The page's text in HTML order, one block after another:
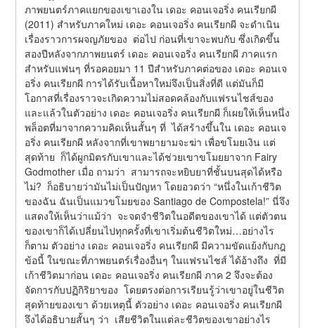
ภาพยนตร์ภาคแยกของเขาเองใน เดอะ คอนเจอริ่ง คนเรียกผี
(2011) สำหรับภาคใหม่ เดอะ คอนเจอริ่ง คนเรียกผี จะดำเนิน
เรื่องราวการผจญภัยของ  ต่อไป ก่อนที่เขาจะพบกับ ซึ่งเกิดขึ้น
สองปีหลังจากภาพยนตร์ เดอะ คอนเจอริ่ง คนเรียกผี ภาคแรก
สำหรับแฟนๆ ที่รอคอยมา 11 ปีสำหรับภาคต่อของ เดอะ คอนเจ
อริ่ง คนเรียกผี การได้รับเนื้อหาใหม่จึงเป็นสิ่งที่ดี แต่มันก็มี
โอกาสที่เรื่องราวจะเกิดความไม่สอดคล้องกับแฟรนไชส์ของ
และแล้วในตัวอย่าง เดอะ คอนเจอริ่ง คนเรียกผี ก็เผยให้เห็นหนึ่ง
พล็อตที่มาจากความคิดเห็นสั้นๆ ที่  ได้สร้างขึ้นใน เดอะ คอนเจ
อริ่ง คนเรียกผี หลังจากที่เขาพยายามจะฆ่า เพื่อขโมยเงิน แต่
สุดท้าย  ก็ได้ผูกมิตรกับเขาและได้ช่วยเขาขโมยยาจาก Fairy
Godmother เมื่อ ถามว่า  สามารถจะหยิบยาที่ชั้นบนสุดได้หรือ
ไม่?  ก็อธิบายว่ามันไม่เป็นปัญหา โดยอวดว่า “หนึ่งในเก้าชีวิต
ของฉัน ฉันเป็นแมวขโมยของ Santiago de Compostela!” นี่จึง
แสดงให้เห็นว่าแม้ว่า  จะจดจำชีวิตในอดีตของเขาได้ แต่ตัวตน
ของเขาก็ได้เปลี่ยนไปทุกครั้งที่เขาเริ่มต้นชีวิตใหม่…อย่างไร
ก็ตาม ตัวอย่าง เดอะ คอนเจอริ่ง คนเรียกผี มีความขัดแย้งกับกฎ
ข้อนี้ ในขณะที่ภาพยนตร์เรื่องอื่นๆ ในแฟรนไชส์ ได้อ้างถึง  ที่มี
เก้าชีวิตมาก่อน เดอะ คอนเจอริ่ง คนเรียกผี ภาค 2 จึงจะต้อง
จัดการกับปฏิกิริยาของ  โดยตรงต่อการเรียนรู้ว่าเขาอยู่ในชีวิต
สุดท้ายของเขา ด้วยเหตุนี้ ตัวอย่าง เดอะ คอนเจอริ่ง คนเรียกผี
จึงได้อธิบายสั้นๆ ว่า  เสียชีวิตในแต่ละชีวิตของเขาอย่างไร